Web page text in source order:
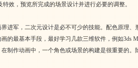
特效，预览所完成的场景设计并进行必要的调整。
进军，二次元设计是必不可少的技能。配色原理
的最基本手段，最好学习几款三维软件，例如3ds
制作动画中，一个角色或场景的构建是很重要的